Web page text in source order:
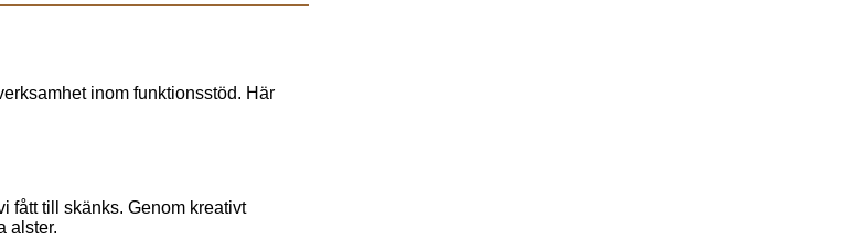
inom funktionsstöd. Här
fått till skänks. Genom kreativt
alster.